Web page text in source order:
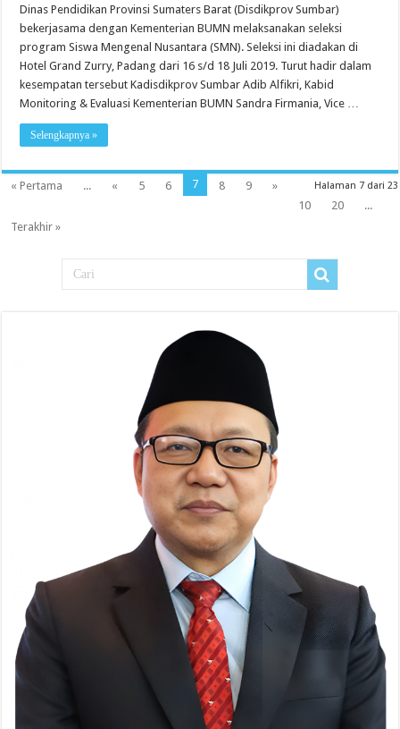
Dinas Pendidikan Provinsi Sumaters Barat (Disdikprov Sumbar)
bekerjasama dengan Kementerian BUMN melaksanakan seleksi
program Siswa Mengenal Nusantara (SMN). Seleksi ini diadakan di
Hotel Grand Zurry, Padang dari 16 s/d 18 Juli 2019. Turut hadir dalam
kesempatan tersebut Kadisdikprov Sumbar Adib Alfikri, Kabid
Monitoring & Evaluasi Kementerian BUMN Sandra Firmania, Vice …
Selengkapnya »
Halaman 7 dari 23
« Pertama ... « 5 6 7 8 9
»
10
20
...
Terakhir »